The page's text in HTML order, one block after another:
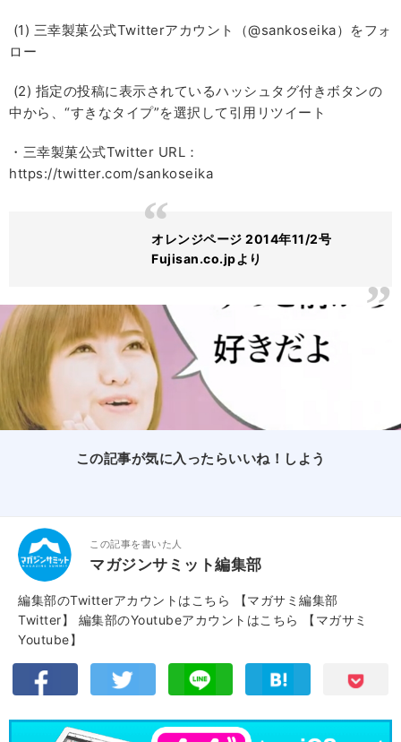
(1) 三幸製菓公式Twitterアカウント（@sankoseika）をフォ
ロー
(2) 指定の投稿に表示されているハッシュタグ付きボタンの
中から、“すきなタイプ”を選択して引用リツイート
・三幸製菓公式Twitter URL：
https://twitter.com/sankoseika
オレンジページ 2014年11/2号
Fujisan.co.jpより
この記事が気に入ったらいいね！しよう
この記事を書いた人
マガジンサミット編集部
編集部のTwitterアカウントはこちら
【マガサミ編集部
Twitter】
編集部のYoutubeアカウントはこちら
【マガサミ
Youtube】